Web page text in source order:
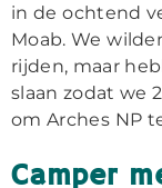
in de ochtend
Moab. We
rijden, maar
slaan zodat we
om Arches NP
Camper